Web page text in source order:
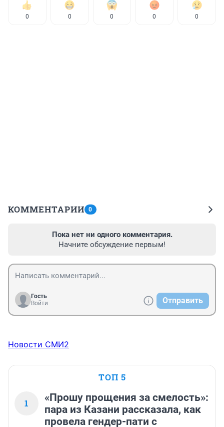
0 0 0 0 0
КОММЕНТАРИИ 0
Пока нет ни одного комментария.
Начните обсуждение первым!
Гость
Войти
Отправить
Новости СМИ2
ТОП 5
1
«Прошу прощения за смелость»:
пара из Казани рассказала, как
провела гендер-пати с